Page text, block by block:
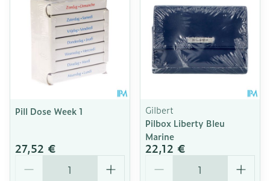
Pill Dose Week 1
27,52 €
Gilbert
Pilbox Liberty Bleu
Marine
22,12 €